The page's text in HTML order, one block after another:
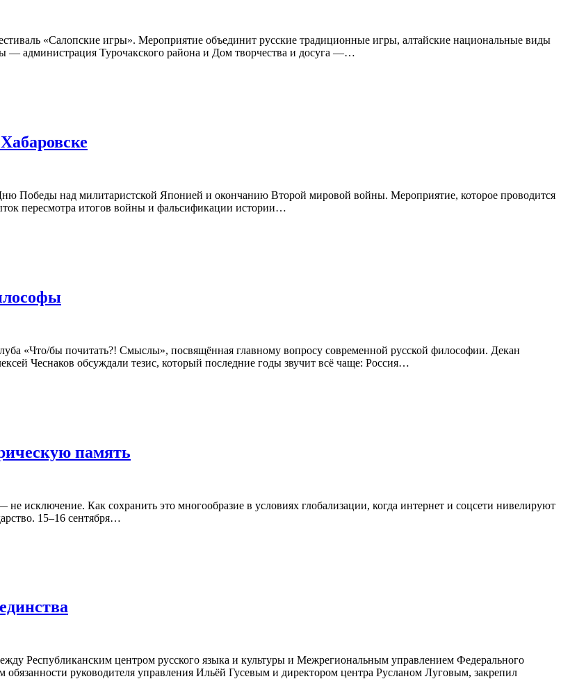
«Салопские игры». Мероприятие объединит русские традиционные игры, алтайские национальные виды
— администрация Турочакского района и Дом творчества и досуга —…
Победы над милитаристской Японией и окончанию Второй мировой войны. Мероприятие, которое проводится
пересмотра итогов войны и фальсификации истории…
«Что/бы почитать?! Смыслы», посвящённая главному вопросу современной русской философии. Декан
Чеснаков обсуждали тезис, который последние годы звучит всё чаще: Россия…
память
исключение. Как сохранить это многообразие в условиях глобализации, когда интернет и соцсети нивелируют
15–16 сентября…
Республиканским центром русского языка и культуры и Межрегиональным управлением Федерального
руководителя управления Ильёй Гусевым и директором центра Русланом Луговым, закрепил